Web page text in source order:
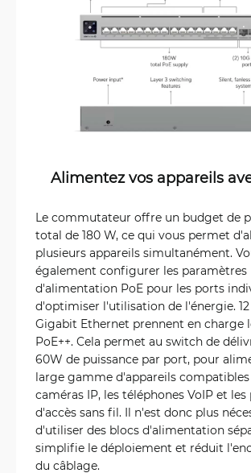
Alimentez vos appareils
Le commutateur offre un budget de
total de 180 W, ce qui vous permet
plusieurs appareils simultanément.
également configurer les paramètres
d'alimentation PoE pour les ports
d'optimiser l'utilisation de l'énergie.
Gigabit Ethernet prennent en charge
PoE++. Cela permet au switch de
60W de puissance par port, pour
large gamme d'appareils
caméras IP, les téléphones VoIP et
d'accès sans fil. Il n'est donc plus
d'utiliser des blocs d'alimentation
simplifie le déploiement et réduit
du câblage.